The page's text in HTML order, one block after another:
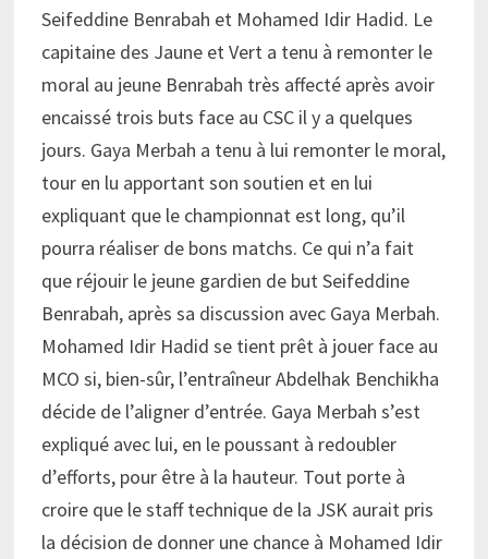
Seifeddine Benrabah et Mohamed Idir Hadid. Le
capitaine des Jaune et Vert a tenu à remonter le
moral au jeune Benrabah très affecté après avoir
encaissé trois buts face au CSC il y a quelques
jours. Gaya Merbah a tenu à lui remonter le moral,
tour en lu apportant son soutien et en lui
expliquant que le championnat est long, qu’il
pourra réaliser de bons matchs. Ce qui n’a fait
que réjouir le jeune gardien de but Seifeddine
Benrabah, après sa discussion avec Gaya Merbah.
Mohamed Idir Hadid se tient prêt à jouer face au
MCO si, bien-sûr, l’entraîneur Abdelhak Benchikha
décide de l’aligner d’entrée. Gaya Merbah s’est
expliqué avec lui, en le poussant à redoubler
d’efforts, pour être à la hauteur. Tout porte à
croire que le staff technique de la JSK aurait pris
la décision de donner une chance à Mohamed Idir